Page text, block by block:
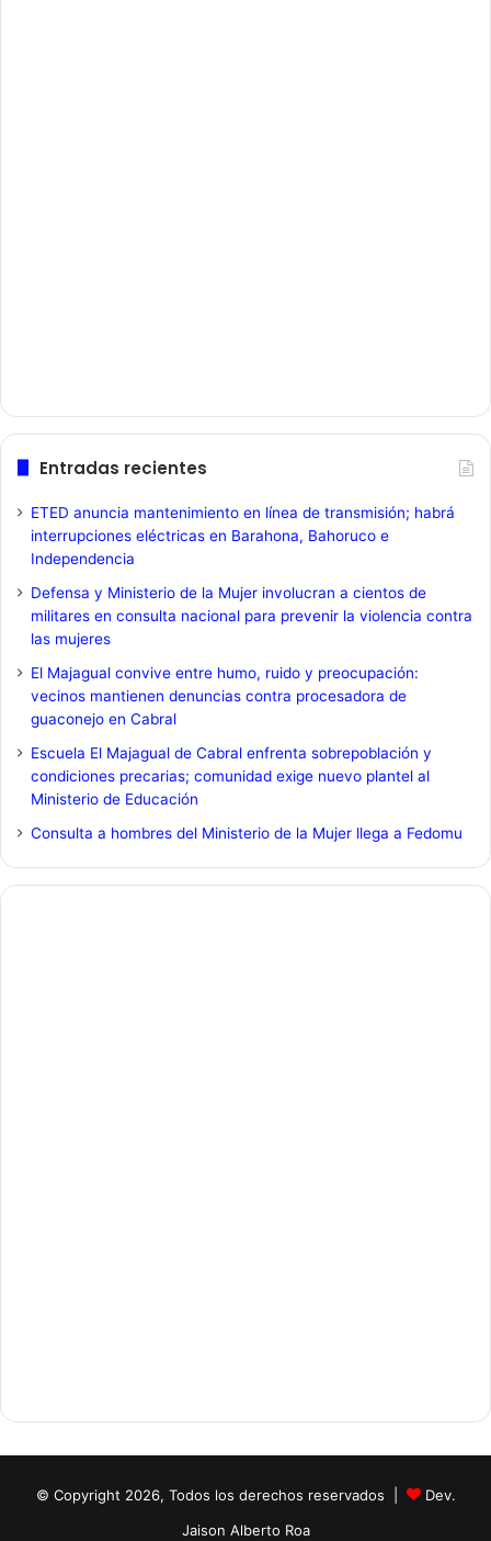
Entradas recientes
ETED anuncia mantenimiento en línea de transmisión; habrá
interrupciones eléctricas en Barahona, Bahoruco e
Independencia
Defensa y Ministerio de la Mujer involucran a cientos de
militares en consulta nacional para prevenir la violencia contra
las mujeres
El Majagual convive entre humo, ruido y preocupación:
vecinos mantienen denuncias contra procesadora de
guaconejo en Cabral
Escuela El Majagual de Cabral enfrenta sobrepoblación y
condiciones precarias; comunidad exige nuevo plantel al
Ministerio de Educación
Consulta a hombres del Ministerio de la Mujer llega a Fedomu
© Copyright 2026, Todos los derechos reservados |
Dev.
Jaison Alberto Roa